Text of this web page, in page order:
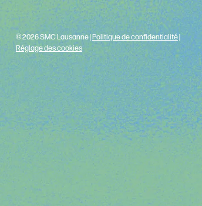
© 2026 SMC Lausanne |Politique de confidentialité|
Réglage des cookies